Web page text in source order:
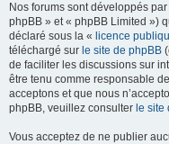
Nos forums sont développés
phpBB » et « phpBB Limited »)
déclaré sous la « licence
téléchargé sur le site de phpBB
de faciliter les discussions sur
être tenu comme responsable
acceptons et que nous
phpBB, veuillez consulter le site
Vous acceptez de ne publier